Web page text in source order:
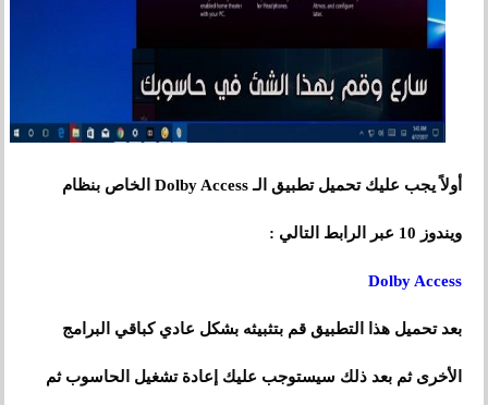
أولاً يجب عليك تحميل تطبيق الـ Dolby Access الخاص بنظام
ويندوز 10 عبر الرابط التالي :
Dolby Access
بعد تحميل هذا التطبيق قم بتثبيثه بشكل عادي كباقي البرامج
الأخرى ثم بعد ذلك سيستوجب عليك إعادة تشغيل الحاسوب ثم